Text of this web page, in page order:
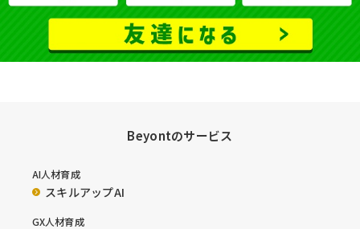
Beyontのサービス
AI人材育成
スキルアップAI
GX人材育成